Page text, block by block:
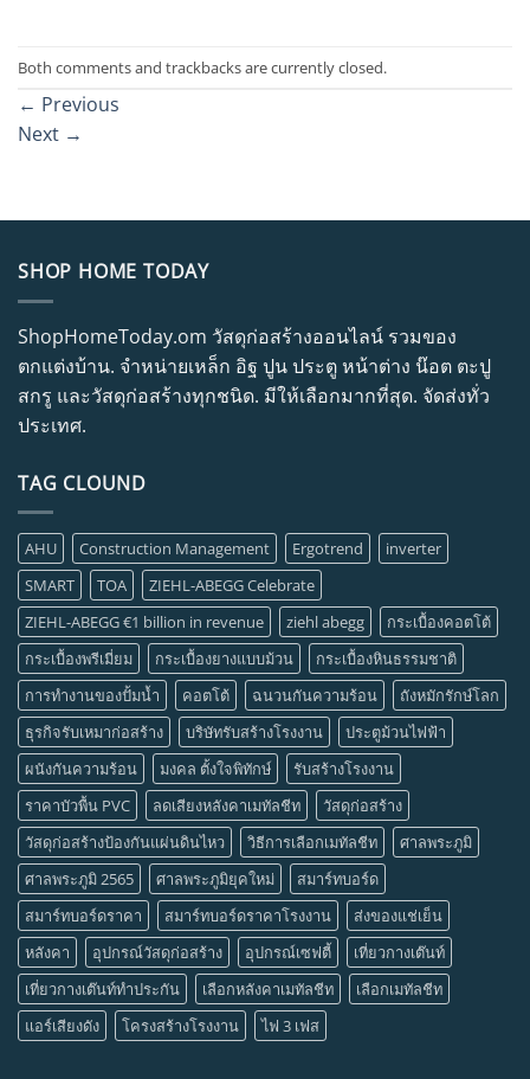
Both comments and trackbacks are currently closed.
← Previous
Next →
SHOP HOME TODAY
ShopHomeToday.om วัสดุก่อสร้างออนไลน์ รวมของ
ตกแต่งบ้าน. จำหน่ายเหล็ก อิฐ ปูน ประตู หน้าต่าง น๊อต ตะปู
สกรู และวัสดุก่อสร้างทุกชนิด. มีให้เลือกมากที่สุด. จัดส่งทั่ว
ประเทศ.
TAG CLOUND
AHU Construction Management Ergotrend
inverter
SMART
TOA
ZIEHL-ABEGG Celebrate
ZIEHL-ABEGG €1 billion in revenue
ziehl abegg
กระเบื้องคอตโต้
กระเบื้องพรีเมี่ยม
กระเบื้องยางแบบม้วน
กระเบื้องหินธรรมชาติ
การทำงานของปั้มน้ำ
คอตโต้ ฉนวนกันความร้อน
ถังหมักรักษ์โลก
ธุรกิจรับเหมาก่อสร้าง
บริษัทรับสร้างโรงงาน
ประตูม้วนไฟฟ้า
ผนังกันความร้อน
มงคล ตั้งใจพิทักษ์
รับสร้างโรงงาน
ราคาบัวพื้น PVC
ลดเสียงหลังคาเมทัลชีท
วัสดุก่อสร้าง
วัสดุก่อสร้างป้องกันแผ่นดินไหว
วิธีการเลือกเมทัลชีท
ศาลพระภูมิ
ศาลพระภูมิ 2565
ศาลพระภูมิยุคใหม่
สมาร์ทบอร์ด
สมาร์ทบอร์ดราคา
สมาร์ทบอร์ดราคาโรงงาน
ส่งของแช่เย็น
หลังคา
อุปกรณ์วัสดุก่อสร้าง อุปกรณ์เซฟตี้
เที่ยวกางเต๊นท์
เที่ยวกางเต๊นท์ทำประกัน
เลือกหลังคาเมทัลชีท
เลือกเมทัลชีท
แอร์เสียงดัง
โครงสร้างโรงงาน ไฟ 3 เฟส